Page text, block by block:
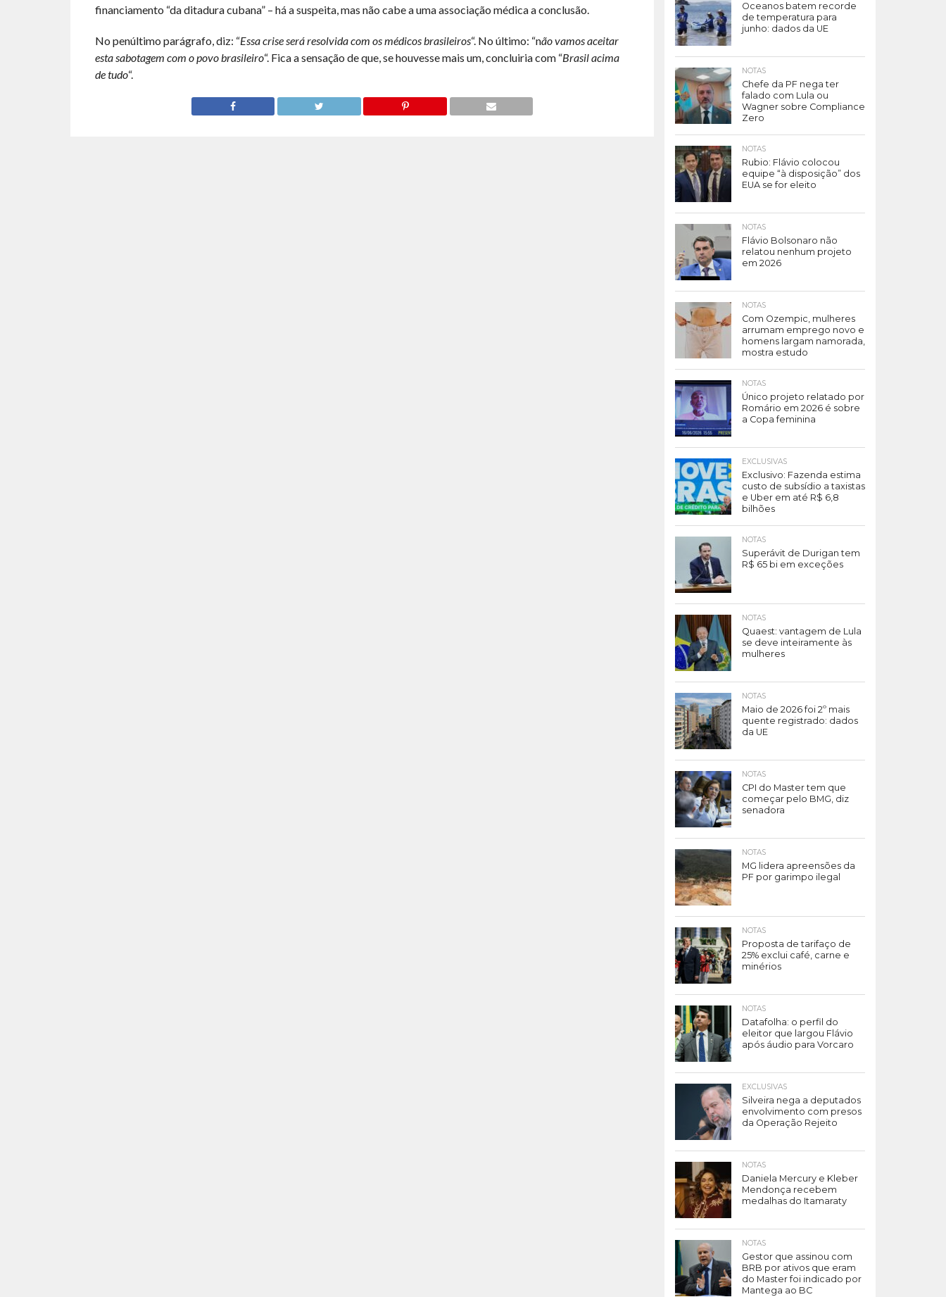
financiamento “da ditadura cubana” – há a suspeita, mas não cabe a uma associação médica a conclusão.
No penúltimo parágrafo, diz: “Essa crise será resolvida com os médicos brasileiros“. No último: “não vamos aceitar
esta sabotagem com o povo brasileiro“. Fica a sensação de que, se houvesse mais um, concluiria com “Brasil acima
de tudo“.
Oceanos batem recorde
de temperatura para
junho: dados da UE
NOTAS
Chefe da PF nega ter
falado com Lula ou
Wagner sobre Compliance
Zero
NOTAS
Rubio: Flávio colocou
equipe “à disposição” dos
EUA se for eleito
NOTAS
Flávio Bolsonaro não
relatou nenhum projeto
em 2026
NOTAS
Com Ozempic, mulheres
arrumam emprego novo e
homens largam namorada,
mostra estudo
NOTAS
Único projeto relatado por
Romário em 2026 é sobre
a Copa feminina
EXCLUSIVAS
Exclusivo: Fazenda estima
custo de subsídio a taxistas
e Uber em até R$ 6,8
bilhões
NOTAS
Superávit de Durigan tem
R$ 65 bi em exceções
NOTAS
Quaest: vantagem de Lula
se deve inteiramente às
mulheres
NOTAS
Maio de 2026 foi 2º mais
quente registrado: dados
da UE
NOTAS
CPI do Master tem que
começar pelo BMG, diz
senadora
NOTAS
MG lidera apreensões da
PF por garimpo ilegal
NOTAS
Proposta de tarifaço de
25% exclui café, carne e
minérios
NOTAS
Datafolha: o perfil do
eleitor que largou Flávio
após áudio para Vorcaro
EXCLUSIVAS
Silveira nega a deputados
envolvimento com presos
da Operação Rejeito
NOTAS
Daniela Mercury e Kleber
Mendonça recebem
medalhas do Itamaraty
NOTAS
Gestor que assinou com
BRB por ativos que eram
do Master foi indicado por
Mantega ao BC